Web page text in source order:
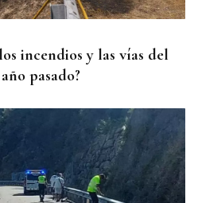
incendios y las vías del
pasado?